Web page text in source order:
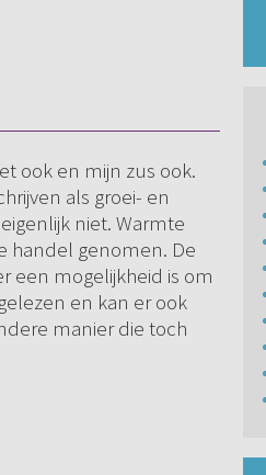
ook en mijn zus ook.
als groei- en
niet. Warmte
handel genomen. De
een mogelijkheid is om
en kan er ook
manier die toch